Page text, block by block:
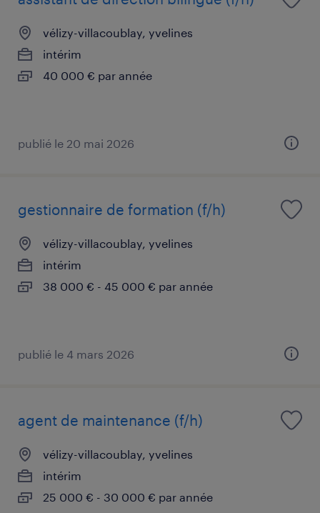
vélizy-villacoublay, yvelines
intérim
40 000 € par année
publié le 20 mai 2026
gestionnaire de formation (f/h)
vélizy-villacoublay, yvelines
intérim
38 000 € - 45 000 € par année
publié le 4 mars 2026
agent de maintenance (f/h)
vélizy-villacoublay, yvelines
intérim
25 000 € - 30 000 € par année